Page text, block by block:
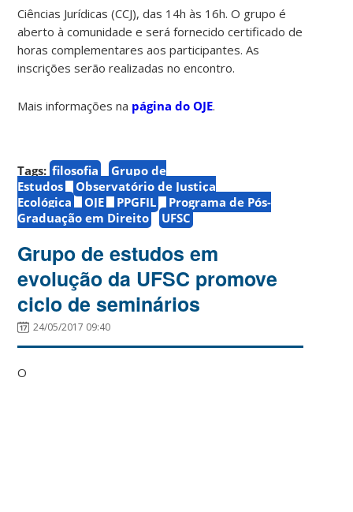
Ciências Jurídicas (CCJ), das 14h às 16h. O grupo é
aberto à comunidade e será fornecido certificado de
horas complementares aos participantes. As
inscrições serão realizadas no encontro.
Mais informações na página do OJE.
Tags: filosofia
Grupo de
Estudos
Observatório de Justiça
Ecológica
OJE PPGFIL
Programa de Pós-
Graduação em Direito
UFSC
Grupo de estudos em
evolução da UFSC promove
ciclo de seminários
24/05/2017 09:40
O